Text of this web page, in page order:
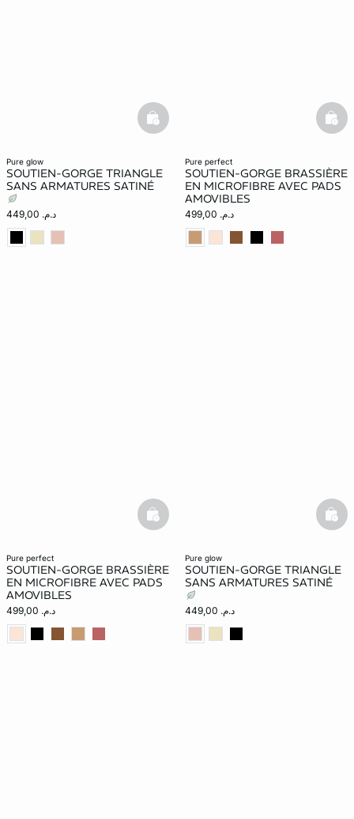
pure glow
SOUTIEN-GORGE TRIANGLE
SANS ARMATURES SATINÉ
د.م. 449,00
basketfull
pure perfect
SOUTIEN-GORGE BRASSIÈRE
EN MICROFIBRE AVEC PADS
AMOVIBLES
د.م. 499,00
pure perfect
SOUTIEN-GORGE BRASSIÈRE
EN MICROFIBRE AVEC PADS
AMOVIBLES
د.م. 499,00
basketfull
pure glow
SOUTIEN-GORGE TRIANGLE
SANS ARMATURES SATINÉ
د.م. 449,00